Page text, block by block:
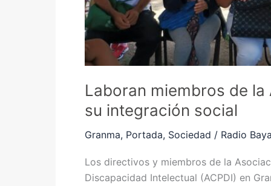
Laboran miembros de
su integración social
Granma, Portada, Sociedad / Radio
Los directivos y miembros de la
Discapacidad Intelectual (ACPDI) en
social